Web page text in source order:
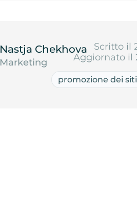
Nastja Chekhova
Marketing
Scritto il
Aggiornato il
promozione dei